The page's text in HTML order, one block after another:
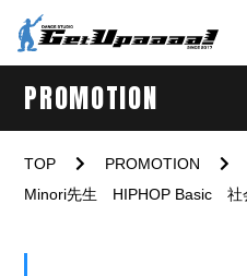
PROMOTION
TOP
PROMOTION
Minori先生 HIPHOP Basic 社